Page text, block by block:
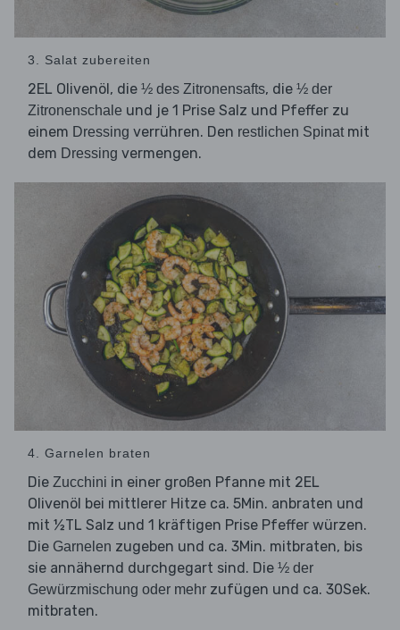
3. Salat zubereiten
2EL Olivenöl, die ½ des Zitronensafts, die ½ der
Zitronenschale und je 1 Prise Salz und Pfeffer zu
einem Dressing verrühren. Den restlichen Spinatmit
dem Dressing vermengen.
4. Garnelen braten
Die Zucchini in einer großen Pfanne mit 2EL
Olivenöl bei mittlerer Hitze ca. 5Min. anbraten und
mit ½TL Salz und 1 kräftigen Prise Pfeffer würzen.
Die Garnelen zugeben und ca. 3Min. mitbraten, bis
sie annähernd durchgegart sind. Die ½ der
Gewürzmischung oder mehr zufügen und ca. 30Sek.
mitbraten.